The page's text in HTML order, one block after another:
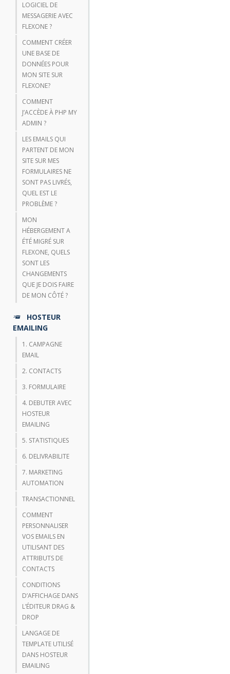
LOGICIEL DE
MESSAGERIE AVEC
FLEXONE ?
COMMENT CRÉER
UNE BASE DE
DONNÉES POUR
MON SITE SUR
FLEXONE?
COMMENT
J’ACCÈDE À PHP MY
ADMIN ?
LES EMAILS QUI
PARTENT DE MON
SITE SUR MES
FORMULAIRES NE
SONT PAS LIVRÉS,
QUEL EST LE
PROBLÈME ?
MON
HÉBERGEMENT A
ÉTÉ MIGRÉ SUR
FLEXONE, QUELS
SONT LES
CHANGEMENTS
QUE JE DOIS FAIRE
DE MON CÔTÉ ?
HOSTEUR
EMAILING
1. CAMPAGNE
EMAIL
2. CONTACTS
3. FORMULAIRE
4. DEBUTER AVEC
HOSTEUR
EMAILING
5. STATISTIQUES
6. DELIVRABILITE
7. MARKETING
AUTOMATION
TRANSACTIONNEL
COMMENT
PERSONNALISER
VOS EMAILS EN
UTILISANT DES
ATTRIBUTS DE
CONTACTS
CONDITIONS
D’AFFICHAGE DANS
L’ÉDITEUR DRAG &
DROP
LANGAGE DE
TEMPLATE UTILISÉ
DANS HOSTEUR
EMAILING